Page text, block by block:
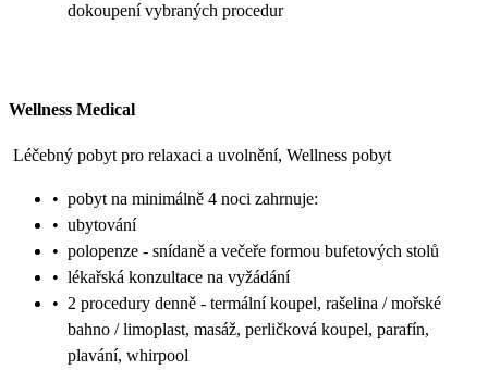
dokoupení vybraných procedur
Wellness Medical
Léčebný pobyt pro relaxaci a uvolnění, Wellness pobyt
• pobyt na minimálně 4 noci zahrnuje:
• ubytování
• polopenze - snídaně a večeře formou bufetových stolů
• lékařská konzultace na vyžádání
• 2 procedury denně - termální koupel, rašelina / mořské
bahno / limoplast, masáž, perličková koupel, parafín,
plavání, whirpool